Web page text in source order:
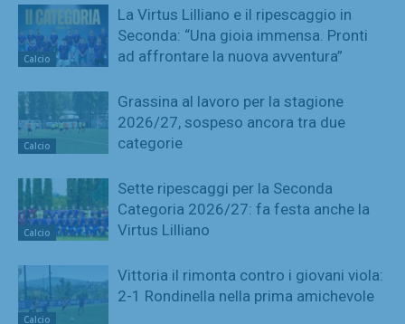
Calcio
La Virtus Lilliano e il ripescaggio in
Seconda: “Una gioia immensa. Pronti
ad affrontare la nuova avventura”
Calcio
Grassina al lavoro per la stagione
2026/27, sospeso ancora tra due
categorie
Calcio
Sette ripescaggi per la Seconda
Categoria 2026/27: fa festa anche la
Virtus Lilliano
Calcio
Vittoria il rimonta contro i giovani viola:
2-1 Rondinella nella prima amichevole